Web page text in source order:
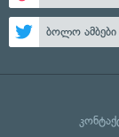
ბოლო